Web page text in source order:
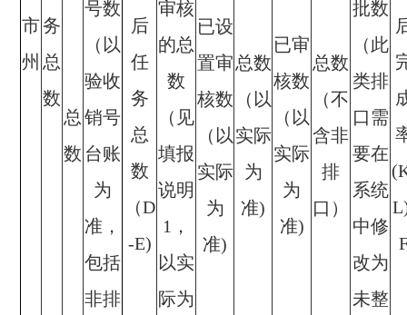
市
州
务
总
数
后
任
务
总
数
（D
-E)
总
数
号数
（以
验收
销号
台账
为
准，
包括
非排
审核
的总
数
（见
填报
说明
1，
以实
际为
已设
置审
核数
（以
实际
为
准)
总数
（以
实际
为
准)
已审
核数
（以
实际
为
准)
总数
（不
含非
排
口）
批数
（此
类排
口需
要在
系统
中修
改为
未整